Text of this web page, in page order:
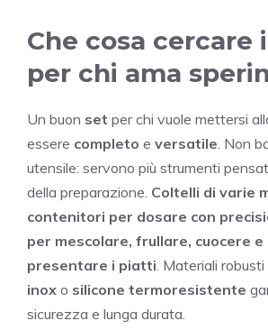
Che cosa cercare
per chi ama
Un buon set per chi vuole mettersi
essere completo e versatile . Non
utensile: servono più strumenti
della preparazione. Coltelli di varie
contenitori per dosare con
per mescolare, frullare, cuocere e
presentare i piatti . Materiali
inox o silicone termoresistente
sicurezza e lunga durata.